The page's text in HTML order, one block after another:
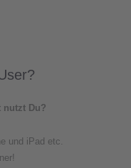
nutzt Du?
und iPad etc.